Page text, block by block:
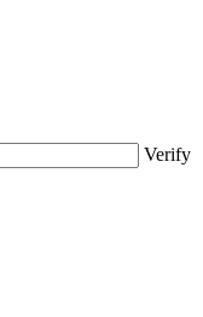
Verify